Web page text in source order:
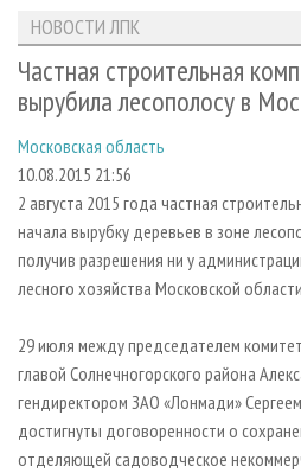
ЛЕСОЗАГОТОВКА
ЛЕСОПИЛЕНИЕ
СУШКА ДРЕВЕСИНЫ
ПРОИЗВОДСТВО ДРЕВЕСНЫХ
ДЕРЕВЯННОЕ ДОМОСТРОЕНИЕ
ПРОИЗВОДСТВО МЕБЕЛИ
ЦБП
ИНСТРУМЕНТ И МАТЕРИАЛЫ
НОВОСТИ ЛПК
НОВОСТИ ЖУРНАЛА
ПРОЕКТЫ ЛПИ
АНАЛИТИКА
ПРЕДПРИЯТИЯ ЛПК
ПЕРСОНЫ
МОБИЛЬНЫЕ ВЫСТАВКИ
ОФИЦИАЛЬНЫЕ ДЕЛЕГАЦИИ
ПРИОРИТЕТНЫЕ
ГАЗЕТА ЛЕСПРОМФОРУМ
БИБЛИОТЕКА СПЕЦИАЛИСТА
АРХИВ ЖУРНАЛОВ
О ЖУРНАЛЕ
ПОДПИСКА
КОНТАКТЫ
РЕКЛАМОДАТЕЛЯМ
РЕКЛАМА
РЕКЛАМА НА САЙТЕ
НОВОСТИ ЛПК
Частная строительная
вырубила лесополосу в
Московская область
10.08.2015 21:56
2 августа 2015 года частная
начала вырубку деревьев в зоне
получив разрешения ни у
лесного хозяйства Московской
29 июля между председателем
главой Солнечногорского района
гендиректором ЗАО «Лонмади»
достигнуты договоренности о
отделяющей садоводческое